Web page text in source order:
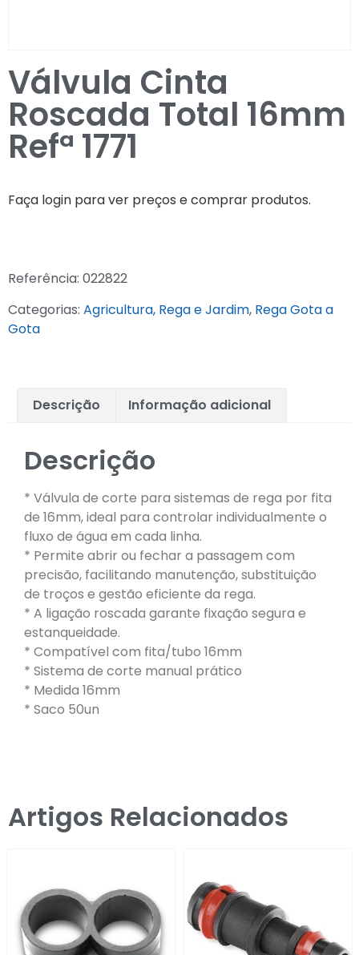
Válvula Cinta
Roscada Total 16mm
Refª 1771
Faça login para ver preços e comprar produtos.
Referência: 022822
Categorias: Agricultura, Rega e Jardim, Rega Gota a
Gota
Descrição Informação adicional
Descrição
* Válvula de corte para sistemas de rega por fita
de 16mm, ideal para controlar individualmente o
fluxo de água em cada linha.
* Permite abrir ou fechar a passagem com
precisão, facilitando manutenção, substituição
de troços e gestão eficiente da rega.
* A ligação roscada garante fixação segura e
estanqueidade.
* Compatível com fita/tubo 16mm
* Sistema de corte manual prático
* Medida 16mm
* Saco 50un
Artigos Relacionados